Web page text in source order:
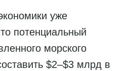
уже
потенциальный
морского
$2–$3 млрд в